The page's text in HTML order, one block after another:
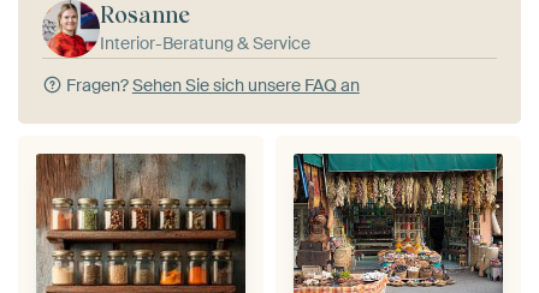
Rosanne
Interior-Beratung & Service
Fragen?Sehen Sie sich unsere FAQ an